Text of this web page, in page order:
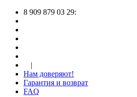
8 909 879 03 29:
|
Нам доверяют!
Гарантия и возврат
FAQ